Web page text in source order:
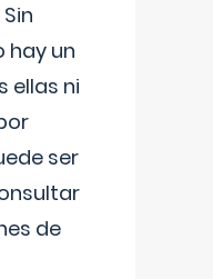
hay un
ellas ni
ser
de